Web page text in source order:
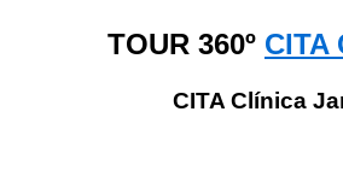
TOUR 360º CITA
CITA Clínica